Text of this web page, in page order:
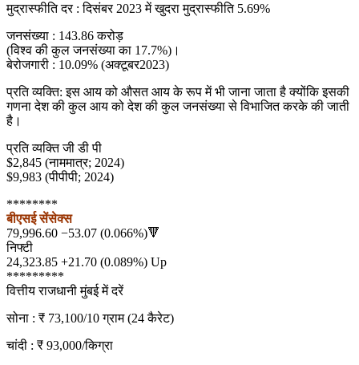
मुद्रास्फीति दर : दिसंबर 2023 में खुदरा मुद्रास्फीति 5.69%
जनसंख्या : 143.86 करोड़
(विश्व की कुल जनसंख्या का 17.7%)।
बेरोजगारी : 10.09% (अक्टूबर2023)
प्रति व्यक्ति: इस आय को औसत आय के रूप में भी जाना जाता है क्योंकि इसकी
गणना देश की कुल आय को देश की कुल जनसंख्या से विभाजित करके की जाती
है।
प्रति व्यक्ति जी डी पी
$2,845 (नाममात्र; 2024)
$9,983 (पीपीपी; 2024)
********
बीएसई सेंसेक्स
79,996.60 −53.07 (0.066%)🔻
निफ्टी
24,323.85 +21.70 (0.089%) Up
*********
वित्तीय राजधानी मुंबई में दरें
सोना : ₹ 73,100/10 ग्राम (24 कैरेट)
चांदी : ₹ 93,000/किग्रा